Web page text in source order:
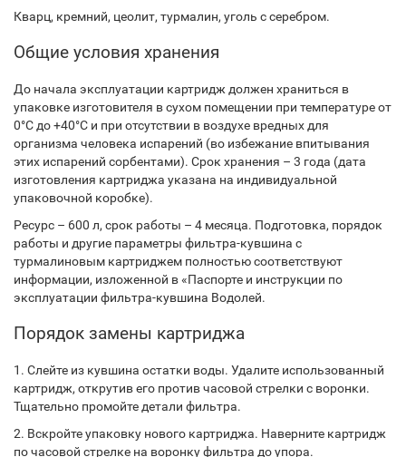
Кварц, кремний, цеолит, турмалин, уголь с серебром.
Общие условия хранения
До начала эксплуатации картридж должен храниться в
упаковке изготовителя в сухом помещении при температуре от
0°С до +40°С и при отсутствии в воздухе вредных для
организма человека испарений (во избежание впитывания
этих испарений сорбентами). Срок хранения – 3 года (дата
изготовления картриджа указана на индивидуальной
упаковочной коробке).
Ресурс – 600 л, срок работы – 4 месяца. Подготовка, порядок
работы и другие параметры фильтра-кувшина с
турмалиновым картриджем полностью соответствуют
информации, изложен­ной в «Паспорте и инструкции по
эксплуатации фильтра-кувшина Водолей.
Порядок замены картриджа
1. Слейте из кувшина остатки воды. Удалите использованный
картридж, открутив его против часовой стрелки с воронки.
Тщательно промойте детали фильтра.
2. Вскройте упаковку нового картриджа. Наверните картридж
по часовой стрелке на воронку фильтра до упора.